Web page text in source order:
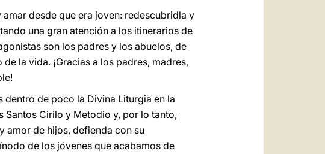
desde que era joven: redescubridla y
una gran atención a los itinerarios de
son los padres y los abuelos, de
la vida. ¡Gracias a los padres, madres,
dentro de poco la Divina Liturgia en la
Santos Cirilo y Metodio y, por lo tanto,
amor de hijos, defienda con su
de los jóvenes que acabamos de